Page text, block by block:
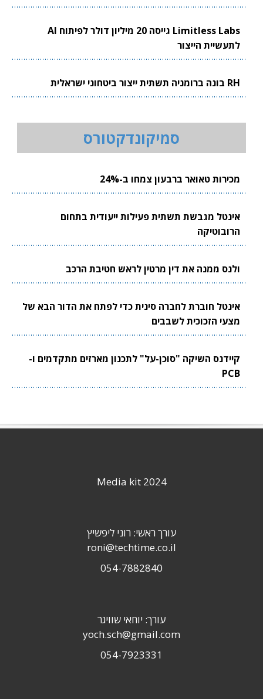
Limitless Labs גייסה 20 מיליון דולר לפיתוח AI
לתעשיית הייצור
RH בונה ברומניה תשתית ייצור ביטחוני ישראלית
סמיקונדקטורס
מכירות טאואר ברבעון צמחו ב-24%
אינטל מגבשת תשתית פעילות ייעודית בתחום
הרובוטיקה
ולנס ממנה את דין מרטין לראש חטיבת הרכב
אינטל חוברת לחברה סינית כדי לפתח את הדור הבא של
מצעי הזכוכית לשבבים
קיידנס השיקה "סוכן-על" לתכנון מארזים מתקדמים ו-
PCB
Media kit 2024
עורך ראשי: רוני ליפשיץ
roni@techtime.co.il
054-7882840
עורך: יוחאי שוויגר
yoch.sch@gmail.com
054-7923331